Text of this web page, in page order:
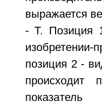
выражается
- Т. Позиция
позиция 2 -
происходит